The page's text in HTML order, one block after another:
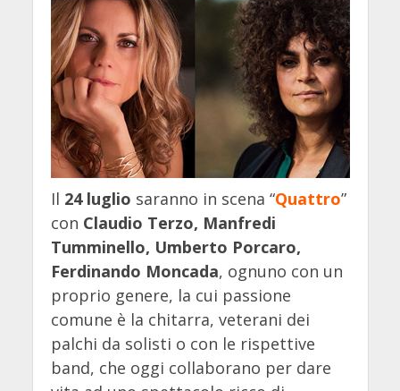
Il 24 luglio saranno in scena “Quattro”
con Claudio Terzo, Manfredi
Tumminello, Umberto Porcaro,
Ferdinando Moncada, ognuno con un
proprio genere, la cui passione
comune è la chitarra, veterani dei
palchi da solisti o con le rispettive
band, che oggi collaborano per dare